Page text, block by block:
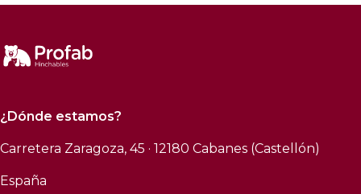
¿Dónde estamos?
Carretera Zaragoza, 45 · 12180 Cabanes (Castellón)
España